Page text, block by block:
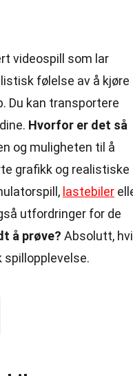
videospill som lar
følelse av å kjøre
Du kan transportere
Hvorfor er det så
og muligheten til å
grafikk og realistiske
lastebiler
utfordringer for de
å prøve? Absolutt,
spillopplevelse.